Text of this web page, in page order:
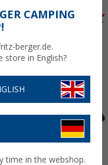
CAMPING
berger.de.
store in English?
time in the webshop.